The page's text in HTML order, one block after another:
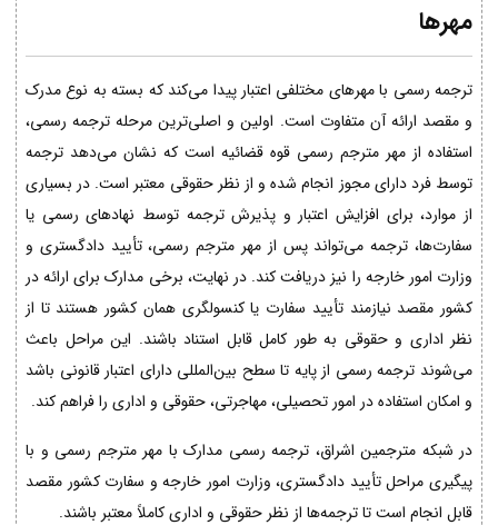
مهرها
ترجمه رسمی با مهرهای مختلفی اعتبار پیدا می‌کند که بسته به نوع مدرک
و مقصد ارائه آن متفاوت است. اولین و اصلی‌ترین مرحله ترجمه رسمی،
استفاده از مهر مترجم رسمی قوه قضائیه است که نشان می‌دهد ترجمه
توسط فرد دارای مجوز انجام شده و از نظر حقوقی معتبر است. در بسیاری
از موارد، برای افزایش اعتبار و پذیرش ترجمه توسط نهادهای رسمی یا
سفارت‌ها، ترجمه می‌تواند پس از مهر مترجم رسمی، تأیید دادگستری و
وزارت امور خارجه را نیز دریافت کند. در نهایت، برخی مدارک برای ارائه در
کشور مقصد نیازمند تأیید سفارت یا کنسولگری همان کشور هستند تا از
نظر اداری و حقوقی به طور کامل قابل استناد باشند. این مراحل باعث
می‌شوند ترجمه رسمی از پایه تا سطح بین‌المللی دارای اعتبار قانونی باشد
و امکان استفاده در امور تحصیلی، مهاجرتی، حقوقی و اداری را فراهم کند.
در شبکه مترجمین اشراق، ترجمه رسمی مدارک با مهر مترجم رسمی و با
پیگیری مراحل تأیید دادگستری، وزارت امور خارجه و سفارت کشور مقصد
قابل انجام است تا ترجمه‌ها از نظر حقوقی و اداری کاملاً معتبر باشند.